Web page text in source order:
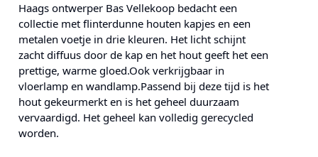
Haags ontwerper Bas Vellekoop bedacht een
collectie met flinterdunne houten kapjes en een
metalen voetje in drie kleuren. Het licht schijnt
zacht diffuus door de kap en het hout geeft het een
prettige, warme gloed.Ook verkrijgbaar in
vloerlamp en wandlamp.Passend bij deze tijd is het
hout gekeurmerkt en is het geheel duurzaam
vervaardigd. Het geheel kan volledig gerecycled
worden.